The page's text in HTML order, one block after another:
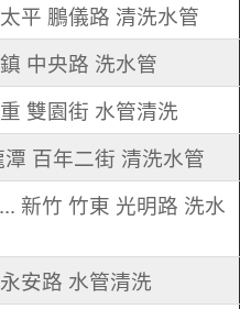
平 鵬儀路 清洗水管
中央路 洗水管
雙園街 水管清洗
百年二街 清洗水管
新竹 竹東 光明路 洗水
安路 水管清洗